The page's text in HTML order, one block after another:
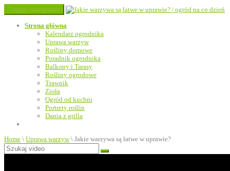
Toggle navigation
Strona główna
Kalendarz ogrodnika
Uprawa warzyw
Rośliny domowe
Poradnik ogrodnika
Balkony i Tarasy
Rośliny ogrodowe
Trawnik
Zioła
Ogród od kuchni
Portrety roślin
Dania z grilla
Home \ Uprawa warzyw\ Jakie warzywa są łatwe w uprawie?